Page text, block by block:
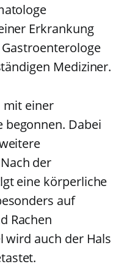
Erkrankung
Mediziner.
mit einer
Dabei
der
eine körperliche
auf
Rachen
wird auch der Hals